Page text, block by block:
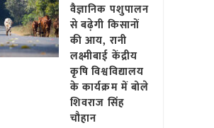
वैज्ञानिक पशुपालन
से बढ़ेगी किसानों
की आय, रानी
लक्ष्मीबाई केंद्रीय
कृषि विश्वविद्यालय
के कार्यक्रम में बोले
शिवराज सिंह
चौहान